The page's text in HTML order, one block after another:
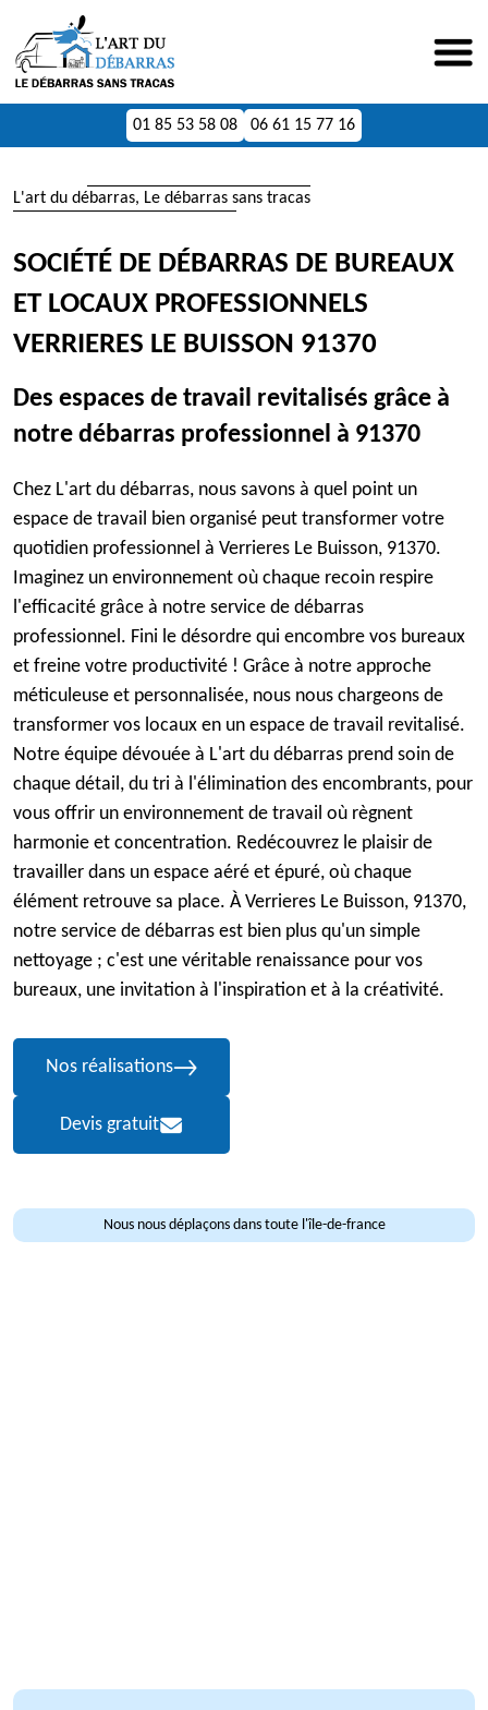
01 85 53 58 08 06 61 15 77 16
L'art du débarras, Le débarras sans tracas
SOCIÉTÉ DE DÉBARRAS DE BUREAUX
ET LOCAUX PROFESSIONNELS
VERRIERES LE BUISSON 91370
Des espaces de travail revitalisés grâce à
notre débarras professionnel à 91370
Chez L'art du débarras, nous savons à quel point un
espace de travail bien organisé peut transformer votre
quotidien professionnel à Verrieres Le Buisson, 91370.
Imaginez un environnement où chaque recoin respire
l'efficacité grâce à notre service de débarras
professionnel. Fini le désordre qui encombre vos bureaux
et freine votre productivité ! Grâce à notre approche
méticuleuse et personnalisée, nous nous chargeons de
transformer vos locaux en un espace de travail revitalisé.
Notre équipe dévouée à L'art du débarras prend soin de
chaque détail, du tri à l'élimination des encombrants, pour
vous offrir un environnement de travail où règnent
harmonie et concentration. Redécouvrez le plaisir de
travailler dans un espace aéré et épuré, où chaque
élément retrouve sa place. À Verrieres Le Buisson, 91370,
notre service de débarras est bien plus qu'un simple
nettoyage ; c'est une véritable renaissance pour vos
bureaux, une invitation à l'inspiration et à la créativité.
Nos réalisations
Devis gratuit
Nous nous déplaçons dans toute l'île-de-france